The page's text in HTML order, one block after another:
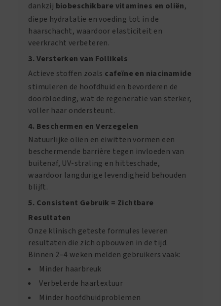
dankzij biobeschikbare vitamines en oliën,
diepe hydratatie en voeding tot in de
haarschacht, waardoor elasticiteit en
veerkracht verbeteren.
3. Versterken van Follikels
Actieve stoffen zoals cafeïne en niacinamide
stimuleren de hoofdhuid en bevorderen de
doorbloeding, wat de regeneratie van sterker,
voller haar ondersteunt.
4. Beschermen en Verzegelen
Natuurlijke oliën en eiwitten vormen een
beschermende barrière tegen invloeden van
buitenaf, UV-straling en hitteschade,
waardoor langdurige levendigheid behouden
blijft.
5. Consistent Gebruik = Zichtbare
Resultaten
Onze klinisch geteste formules leveren
resultaten die zich opbouwen in de tijd.
Binnen 2–4 weken melden gebruikers vaak:
Minder haarbreuk
Verbeterde haartextuur
Minder hoofdhuidproblemen